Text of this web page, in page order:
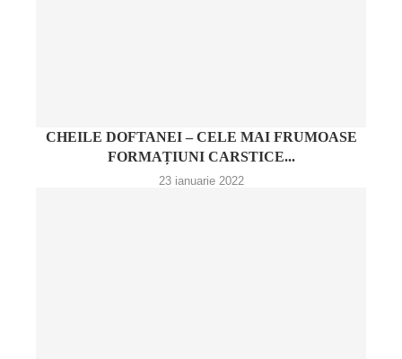
CHEILE DOFTANEI – CELE MAI FRUMOASE
FORMAȚIUNI CARSTICE...
23 ianuarie 2022